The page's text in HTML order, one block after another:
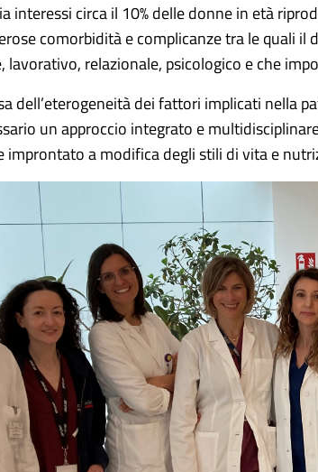
interessi circa il 10% delle donne in età
comorbidità e complicanze tra le quali
lavorativo, relazionale, psicologico e che
dell’eterogeneità dei fattori implicati nella
un approccio integrato e
improntato a modifica degli stili di vita e